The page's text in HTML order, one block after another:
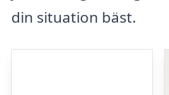
din situation bäst.